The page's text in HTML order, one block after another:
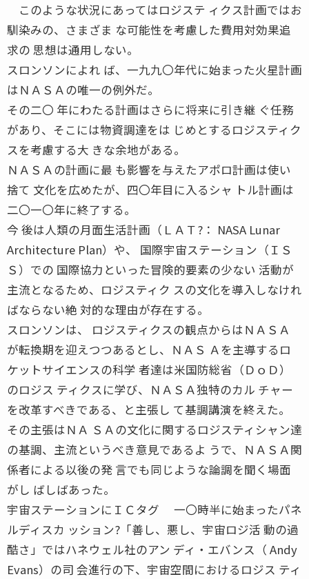
このような状況にあってはロジステ ィクス計画ではお
馴染みの、さまざま な可能性を考慮した費用対効果追
求の 思想は通用しない。
スロンソンによれ ば、一九九〇年代に始まった火星計画
はＮＡＳＡの唯一の例外だ。
その二〇 年にわたる計画はさらに将来に引き継 ぐ任務
があり、そこには物資調達をは じめとするロジスティク
スを考慮する大 きな余地がある。
ＮＡＳＡの計画に最 も影響を与えたアポロ計画は使い
捨て 文化を広めたが、四〇年目に入るシャ トル計画は
二〇一〇年に終了する。
今 後は人類の月面生活計画（ＬＡＴ?： NASA Lunar
Architecture Plan）や、 国際宇宙ステーション（ＩＳ
Ｓ）での 国際協力といった冒険的要素の少ない 活動が
主流となるため、ロジスティク スの文化を導入しなけれ
ばならない絶 対的な理由が存在する。
スロンソンは、 ロジスティクスの観点からはＮＡＳＡ
が転換期を迎えつつあるとし、ＮＡＳ Ａを主導するロ
ケットサイエンスの科学 者達は米国防総省（ＤｏＤ）
のロジス ティクスに学び、ＮＡＳＡ独特のカル チャー
を改革すべきである、と主張し て基調講演を終えた。
その主張はＮＡ ＳＡの文化に関するロジスティシャン達
の基調、主流というべき意見であるよ うで、ＮＡＳＡ関
係者による以後の発 言でも同じような論調を聞く場面
がし ばしばあった。
宇宙ステーションにＩＣタグ 一〇時半に始まったパネ
ルディスカ ッション?「善し、悪し、宇宙ロジ活 動の過
酷さ」ではハネウェル社のアン ディ・エバンス（ Andy
Evans）の司 会進行の下、宇宙空間におけるロジス ティ